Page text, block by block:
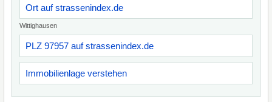
Ort auf strassenindex.de
Wittighausen
PLZ 97957 auf strassenindex.de
Immobilienlage verstehen